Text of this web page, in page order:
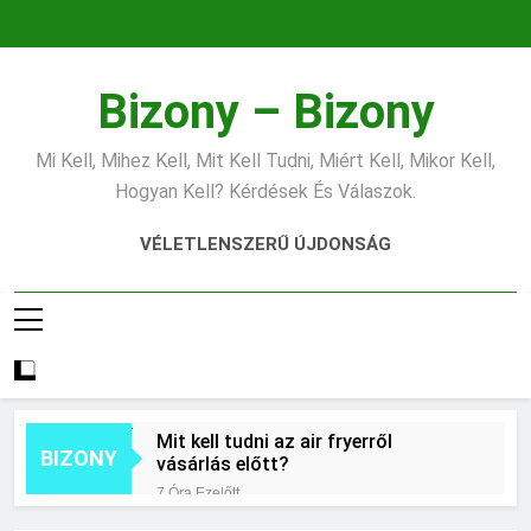
Bizony – Bizony
Mi Kell, Mihez Kell, Mit Kell Tudni, Miért Kell, Mikor Kell,
Hogyan Kell? Kérdések És Válaszok.
VÉLETLENSZERŰ ÚJDONSÁG
BIZONY
Mit kell tudni az air fryerről
vásárlás előtt?
7 Óra Ezelőtt